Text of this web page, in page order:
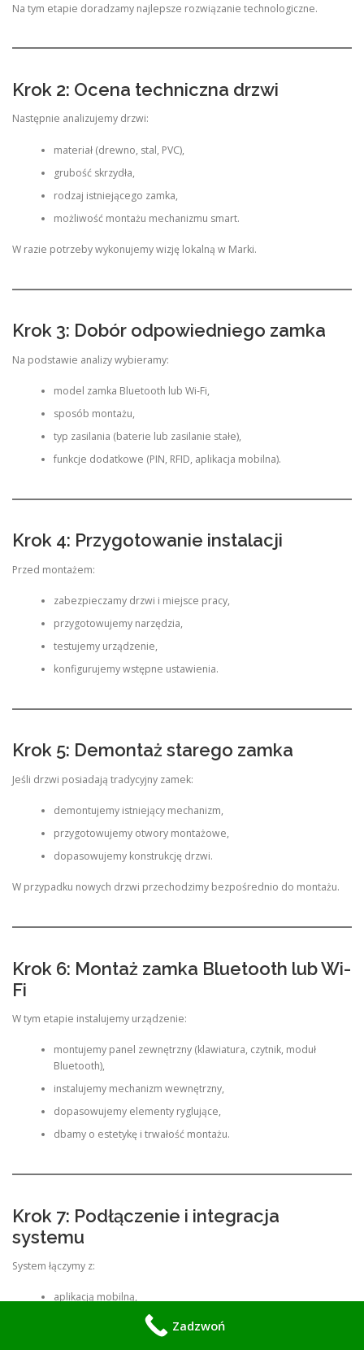
Na tym etapie doradzamy najlepsze rozwiązanie technologiczne.
Krok 2: Ocena techniczna drzwi
Następnie analizujemy drzwi:
materiał (drewno, stal, PVC),
grubość skrzydła,
rodzaj istniejącego zamka,
możliwość montażu mechanizmu smart.
W razie potrzeby wykonujemy wizję lokalną w Marki.
Krok 3: Dobór odpowiedniego zamka
Na podstawie analizy wybieramy:
model zamka Bluetooth lub Wi-Fi,
sposób montażu,
typ zasilania (baterie lub zasilanie stałe),
funkcje dodatkowe (PIN, RFID, aplikacja mobilna).
Krok 4: Przygotowanie instalacji
Przed montażem:
zabezpieczamy drzwi i miejsce pracy,
przygotowujemy narzędzia,
testujemy urządzenie,
konfigurujemy wstępne ustawienia.
Krok 5: Demontaż starego zamka
Jeśli drzwi posiadają tradycyjny zamek:
demontujemy istniejący mechanizm,
przygotowujemy otwory montażowe,
dopasowujemy konstrukcję drzwi.
W przypadku nowych drzwi przechodzimy bezpośrednio do montażu.
Krok 6: Montaż zamka Bluetooth lub Wi-
Fi
W tym etapie instalujemy urządzenie:
montujemy panel zewnętrzny (klawiatura, czytnik, moduł
Bluetooth),
instalujemy mechanizm wewnętrzny,
dopasowujemy elementy ryglujące,
dbamy o estetykę i trwałość montażu.
Krok 7: Podłączenie i integracja
systemu
System łączymy z:
aplikacją mobilną,
siecią Bluetooth lub Wi-Fi, Zadzwoń